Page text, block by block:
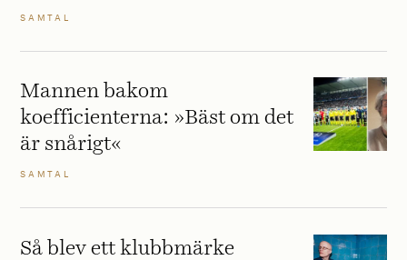
SAMTAL
Mannen bakom
koefficienterna: »Bäst om det
är snårigt«
SAMTAL
Så blev ett klubbmärke